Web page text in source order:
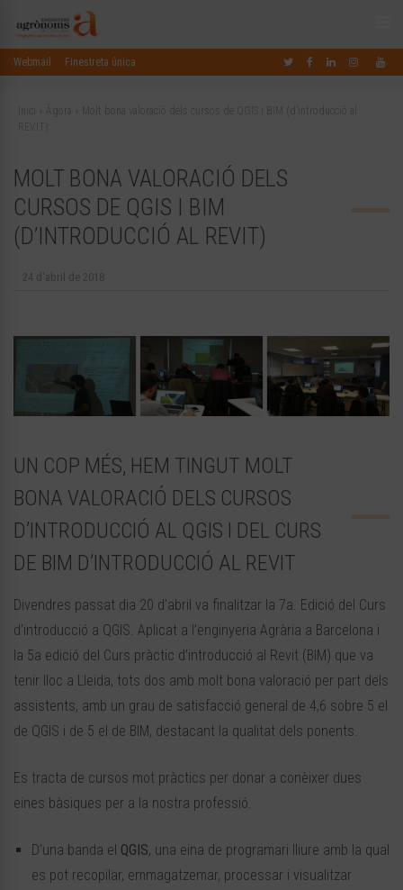
Webmail Finestreta única
Inici Àgora
Molt bona valoració dels cursos de QGIS i BIM (d’introducció al
REVIT)
MOLT BONA VALORACIÓ DELS
CURSOS DE QGIS I BIM
(D’INTRODUCCIÓ AL REVIT)
24 d'abril de 2018
UN COP MÉS, HEM TINGUT MOLT
BONA VALORACIÓ DELS CURSOS
D’INTRODUCCIÓ AL QGIS I DEL CURS
DE BIM D’INTRODUCCIÓ AL REVIT
Divendres passat dia 20 d’abril va finalitzar la 7a. Edició del Curs
d’introducció a QGIS. Aplicat a l’enginyeria Agrària a Barcelona i
la 5a edició del Curs pràctic d’introducció al Revit (BIM) que va
tenir lloc a Lleida, tots dos amb molt bona valoració per part dels
assistents, amb un grau de satisfacció general de 4,6 sobre 5 el
de QGIS i de 5 el de BIM, destacant la qualitat dels ponents.
Es tracta de cursos mot pràctics per donar a conèixer dues
eines bàsiques per a la nostra professió.
D’una banda el QGIS, una eina de programari lliure amb la qual
es pot recopilar, emmagatzemar, processar i visualitzar